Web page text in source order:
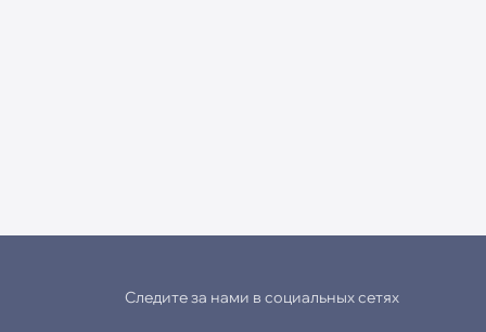
Следите за нами в социальных сетях